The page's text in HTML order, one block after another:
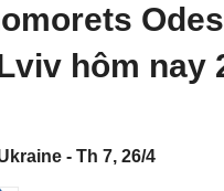
hôm nay
- Th 7, 26/4